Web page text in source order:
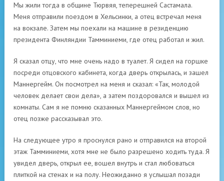
Мы жили тогда в общине Тюрвяя, теперешней Састамала.
Меня отправили поездом в Хельсинки, а отец встречал меня
на вокзале. Затем мы поехали на машине в резиденцию
президента Финляндии Тамминиеми, где отец работал и жил.
Я сказал отцу, что мне очень надо в туалет. Я сидел на горшке
посреди отцовского кабинета, когда дверь открылась, и зашел
Маннергейм. Он посмотрел на меня и сказал: «Так, молодой
человек делает свои дела», а затем поздоровался и вышел из
комнаты. Сам я не помню сказанных Маннергеймом слов, но
отец позже рассказывал это.
На следующее утро я проснулся рано и отправился на второй
этаж Тамминиеми, хотя мне не было разрешено ходить туда. Я
увидел дверь, открыл ее, вошел внутрь и стал любоваться
плиткой на стенах и на полу. Неожиданно я услышал позади